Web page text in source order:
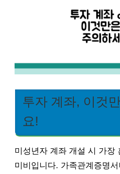
투자 계좌, 이것
요!
미성년자 계좌 개설 시 가장
미비입니다. 가족관계증명